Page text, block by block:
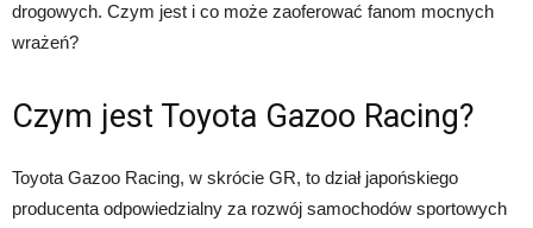
drogowych. Czym jest i co może zaoferować fanom mocnych
wrażeń?
Czym jest Toyota Gazoo Racing?
Toyota Gazoo Racing, w skrócie GR, to dział japońskiego
producenta odpowiedzialny za rozwój samochodów sportowych